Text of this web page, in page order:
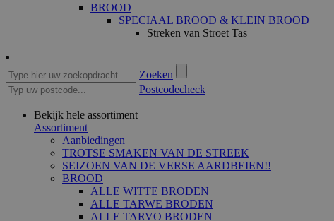
BROOD
SPECIAAL BROOD & KLEIN BROOD
Streken van Stroet Tas
Zoeken
Postcodecheck
Bekijk hele assortiment
Assortiment
Aanbiedingen
TROTSE SMAKEN VAN DE STREEK
SEIZOEN VAN DE VERSE AARDBEIEN!!
BROOD
ALLE WITTE BRODEN
ALLE TARWE BRODEN
ALLE TARVO BRODEN